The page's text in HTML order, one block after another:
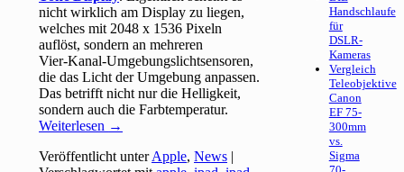
nicht wirklich am Display zu liegen,
welches mit 2048 x 1536 Pixeln
auflöst, sondern an mehreren
Vier‑Kanal-Umgebungslichtsensoren,
die das Licht der Umgebung anpassen.
Das betrifft nicht nur die Helligkeit,
sondern auch die Farbtemperatur.
Weiterlesen →
Veröffentlicht unter Apple,News |
Handschlaufe
für
DSLR-
Kameras
Vergleich
Teleobjektive
Canon
EF 75-
300mm
vs.
Sigma